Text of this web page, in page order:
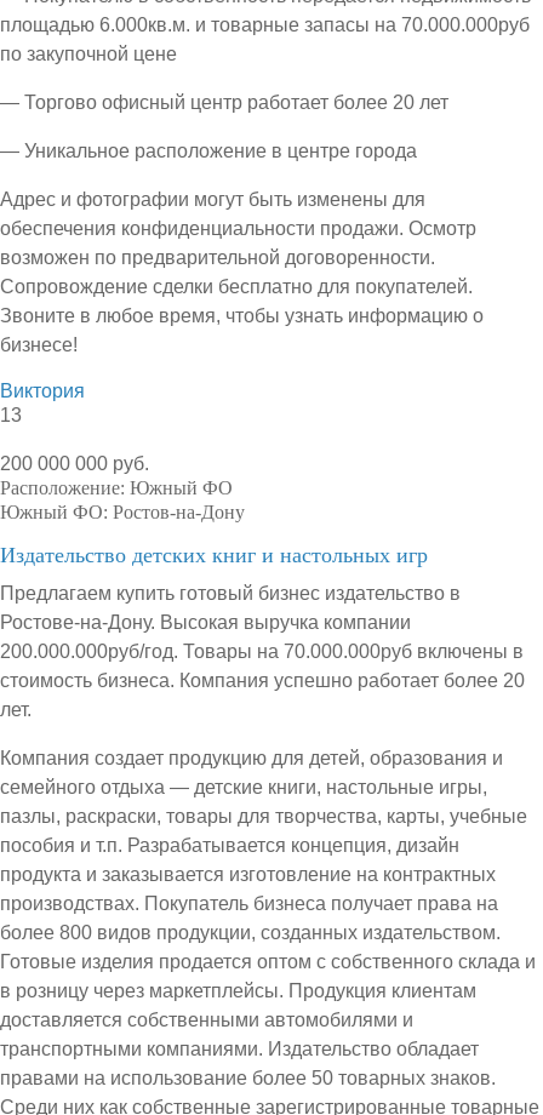
площадью 6.000кв.м. и товарные запасы на 70.000.000руб
по закупочной цене
— Торгово офисный центр работает более 20 лет
— Уникальное расположение в центре города
Адрес и фотографии могут быть изменены для
обеспечения конфиденциальности продажи. Осмотр
возможен по предварительной договоренности.
Сопровождение сделки бесплатно для покупателей.
Звоните в любое время, чтобы узнать информацию о
бизнесе!
Виктория
13
200 000 000 руб.
Расположение: Южный ФО
Южный ФО: Ростов-на-Дону
Издательство детских книг и настольных игр
Предлагаем купить готовый бизнес издательство в
Ростове-на-Дону. Высокая выручка компании
200.000.000руб/год. Товары на 70.000.000руб включены в
стоимость бизнеса. Компания успешно работает более 20
лет.
Компания создает продукцию для детей, образования и
семейного отдыха — детские книги, настольные игры,
пазлы, раскраски, товары для творчества, карты, учебные
пособия и т.п. Разрабатывается концепция, дизайн
продукта и заказывается изготовление на контрактных
производствах. Покупатель бизнеса получает права на
более 800 видов продукции, созданных издательством.
Готовые изделия продается оптом с собственного склада и
в розницу через маркетплейсы. Продукция клиентам
доставляется собственными автомобилями и
транспортными компаниями. Издательство обладает
правами на использование более 50 товарных знаков.
Среди них как собственные зарегистрированные товарные